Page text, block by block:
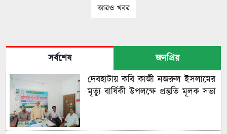
আরও খবর
সর্বশেষ
জনপ্রিয়
দেবহাটায় কবি কাজী নজরুল ইসলামের
মৃত্যু বার্ষিকী উপলক্ষে প্রস্তুতি মূলক সভা